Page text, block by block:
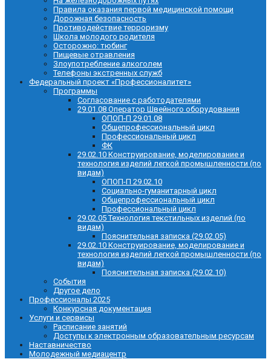
Правила оказания первой медицинской помощи
Дорожная безопасность
Противодействие терроризму
Школа молодого родителя
Осторожно: тюбинг
Пищевые отравления
Злоупотребление алкоголем
Телефоны экстренных служб
Федеральный проект «Профессионалитет»
Программы
Согласование с работодателями
29.01.08 Оператор Швейного оборудования
ОПОП-П 29.01.08
Общепрофессиональный цикл
Профессиональный цикл
ФК
29.02.10 Конструирование, моделирование и
технология изделий легкой промышленности (по
видам)
ОПОП-П 29.02.10
Социально-гуманитарный цикл
Общепрофессиональный цикл
Профессиональный цикл
29.02.05 Технология текстильных изделий (по
видам)
Пояснительная записка (29.02.05)
29.02.10 Конструирование, моделирование и
технология изделий легкой промышленности (по
видам)
Пояснительная записка (29.02.10)
События
Другое дело
Профессионалы 2025
Конкурсная документация
Услуги и сервисы
Расписание занятий
Доступы к электронным образовательным ресурсам
Наставничество
Молодежный медиацентр